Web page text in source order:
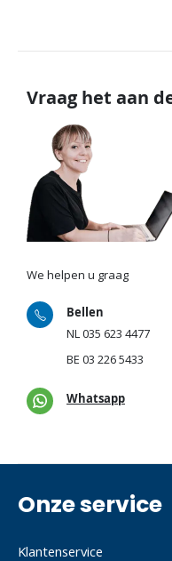
Vraag het aan
We helpen u graag
Bellen
NL035 623 4477
BE 03 226 5433
Whatsapp
Onze service
Klantenservice